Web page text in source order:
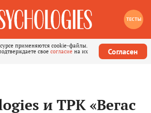
ТЕСТЫ
применяются cookie-файлы.
свое согласие на их
Согласен
и ТРК «Вегас